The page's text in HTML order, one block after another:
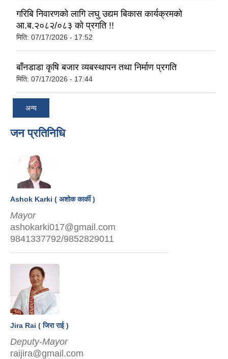
गरिबि निवारणको लागि लघु उद्यम बिकास कार्यक्रमको
आ.ब.२०८२/०८३ को प्रगति !!
मिति: 07/17/2026 - 17:52
बाँनडाडा कृषि बजार व्यबस्थापन तथा निर्माण प्रगति
मिति: 07/17/2026 - 17:44
अन्य
जन प्रतिनिधि
Ashok Karki ( अशोक कार्की )
Mayor
ashokarki017@gmail.com
9841337792/9852829011
Jira Rai ( जिरा राई )
Deputy-Mayor
raijira@gmail.com